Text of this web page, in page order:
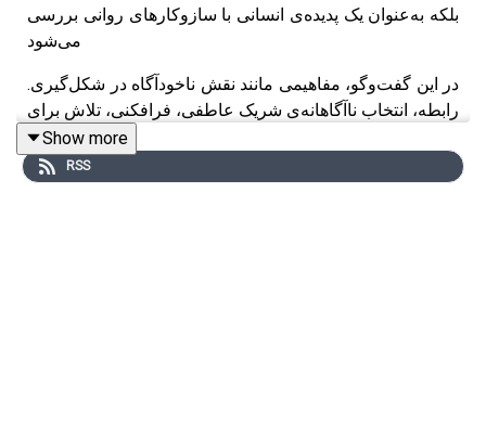
بلکه به‌عنوان یک پدیده‌ی انسانی با سازوکارهای روانی بررسی
می‌شود
.در این گفت‌وگو، مفاهیمی مانند نقش ناخودآگاه در شکل‌گیری
رابطه، انتخاب ناآگاهانه‌ی شریک عاطفی، فرافکنی، تلاش برای
کنترل دیگری و خودشیفتگی ذاتی رابطه مطرح می‌شوند
Show more
RSS